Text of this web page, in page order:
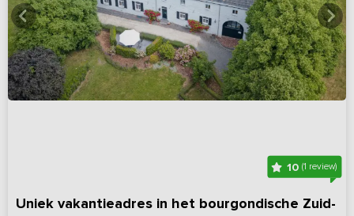
10(1 review)
Uniek vakantieadres in het bourgondische Zuid-